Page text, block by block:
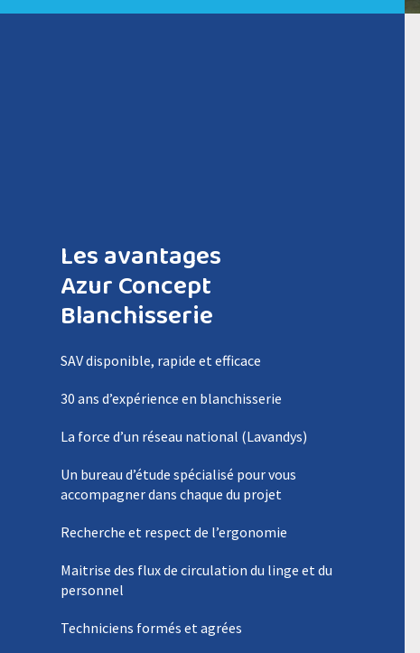
Les avantages
Azur Concept
Blanchisserie
SAV disponible, rapide et efficace
30 ans d’expérience en blanchisserie
La force d’un réseau national (Lavandys)
Un bureau d’étude spécialisé pour vous
accompagner dans chaque du projet
Recherche et respect de l’ergonomie
Maitrise des flux de circulation du linge et du
personnel
Techniciens formés et agrées